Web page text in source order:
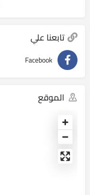
تابعنا علي
Facebook
الموقع